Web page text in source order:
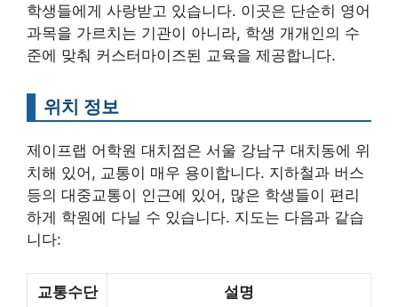
학생들에게 사랑받고 있습니다. 이곳은 단순히 영어
과목을 가르치는 기관이 아니라, 학생 개개인의 수
준에 맞춰 커스터마이즈된 교육을 제공합니다.
위치 정보
제이프랩 어학원 대치점은 서울 강남구 대치동에 위
치해 있어, 교통이 매우 용이합니다. 지하철과 버스
등의 대중교통이 인근에 있어, 많은 학생들이 편리
하게 학원에 다닐 수 있습니다. 지도는 다음과 같습
니다:
교통수단 설명